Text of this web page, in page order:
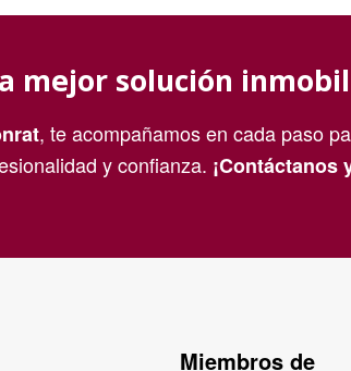
mejor solución
, te acompañamos en cada paso
y confianza. ¡Contáctanos
Miembros de